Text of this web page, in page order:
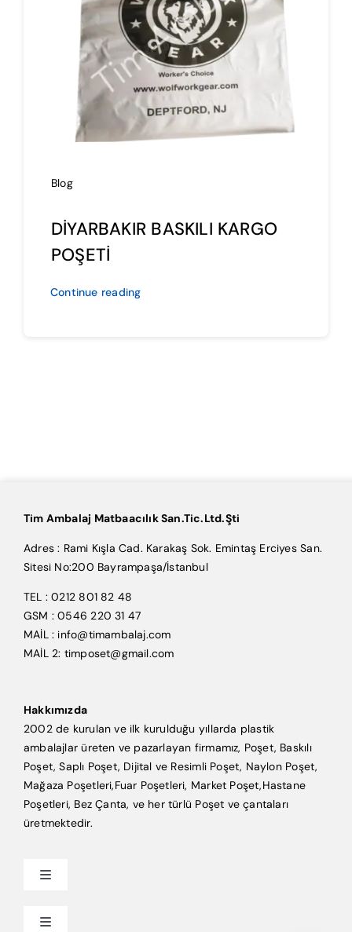
Blog
DİYARBAKIR BASKILI KARGO
POŞETİ
Continue reading
Tim Ambalaj Matbaacılık San.Tic.Ltd.Şti
Adres : Rami Kışla Cad. Karakaş Sok. Emintaş Erciyes San.
Sitesi No:200 Bayrampaşa/İstanbul
TEL : 0212 801 82 48
GSM : 0546 220 31 47
MAİL : info@timambalaj.com
MAİL 2: timposet@gmail.com
Hakkımızda
2002 de kurulan ve ilk kurulduğu yıllarda plastik
ambalajlar üreten ve pazarlayan firmamız, Poşet, Baskılı
Poşet, Saplı Poşet, Dijital ve Resimli Poşet, Naylon Poşet,
Mağaza Poşetleri,Fuar Poşetleri, Market Poşet,Hastane
Poşetleri, Bez Çanta, ve her türlü Poşet ve çantaları
üretmektedir.
Toggle
Anasayfa